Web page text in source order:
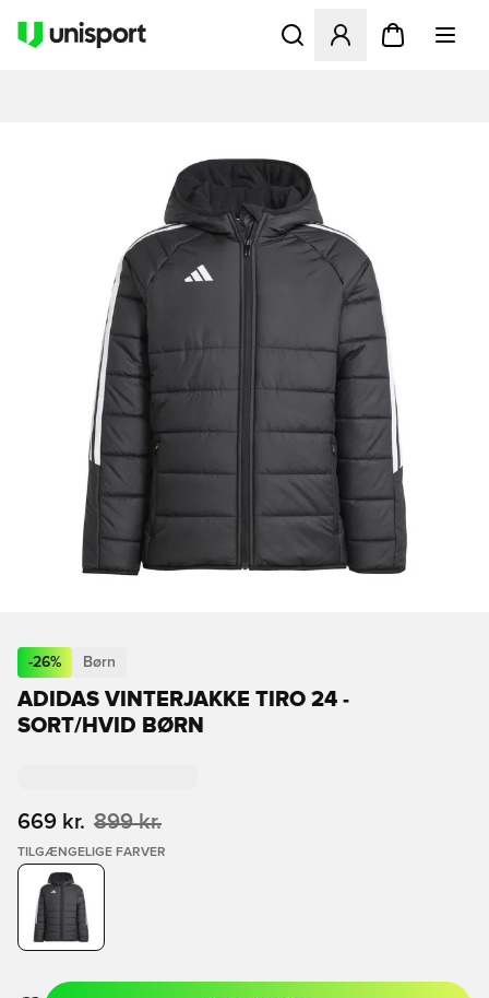
Åbner en Modal til at
-26% Børn
ADIDAS VINTERJAKKE TIRO 24 -
SORT/HVID BØRN
669 kr. 899 kr.
TILGÆNGELIGE FARVER